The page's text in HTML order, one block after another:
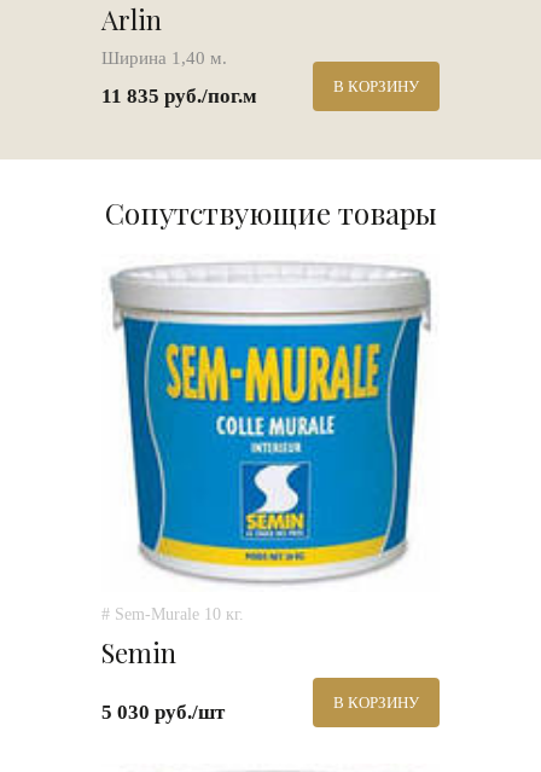
Arlin
Ширина 1,40 м.
11 835 руб./пог.м В КОРЗИНУ
Сопутствующие товары
# Sem-Murale 10 кг.
Semin
5 030 руб./шт В КОРЗИНУ